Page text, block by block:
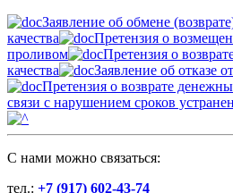
Заявление об обмене
качества
Претензия о
проливом
Претензия о
качества
Заявление об отказе
Претензия о возврате
связи с нарушением сроков
C нами можно связаться:
тел.: +7 (917) 602-43-74